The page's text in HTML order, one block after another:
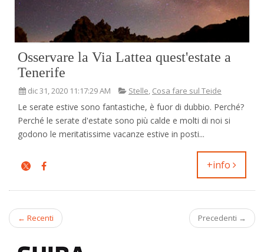
Osservare la Via Lattea quest'estate a
Tenerife
dic 31, 2020 11:17:29 AM Stelle, Cosa fare sul Teide
Le serate estive sono fantastiche, è fuor di dubbio. Perché?
Perché le serate d'estate sono più calde e molti di noi si
godono le meritatissime vacanze estive in posti...
+info
← Recenti Precedenti →